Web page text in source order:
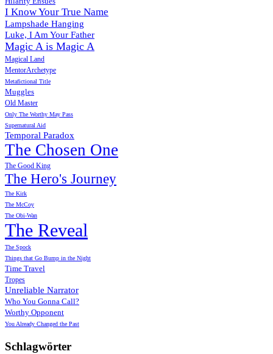
I Know Your True Name
Lampshade Hanging
Luke, I Am Your Father
Magic A is Magic A
Magical Land
MentorArchetype
Metafictional Title
Muggles
Old Master
Only The Worthy May Pass
Supernatural Aid
Temporal Paradox
The Chosen One
The Good King
The Hero's Journey
The Kirk
The McCoy
The Obi-Wan
The Reveal
The Spock
Things that Go Bump in the Night
Time Travel
Tropes
Unreliable Narrator
Who You Gonna Call?
Worthy Opponent
You Already Changed the Past
Schlagwörter